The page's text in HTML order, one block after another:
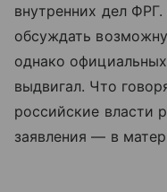
внутренних дел
обсуждать
однако
выдвигал. Что
российские власти
заявления — в